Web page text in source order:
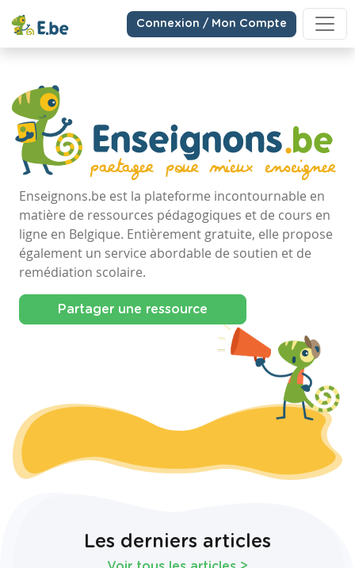
Connexion / Mon Compte
Enseignons.be est la plateforme incontournable en
matière de ressources pédagogiques et de cours en
ligne en Belgique. Entièrement gratuite, elle propose
également un service abordable de soutien et de
remédiation scolaire.
Partager une ressource
Les derniers articles